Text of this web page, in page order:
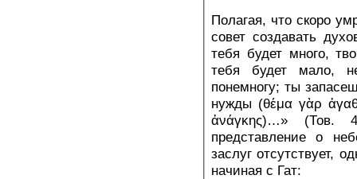
Полагая, что скоро
совет создавать
тебя будет много,
тебя будет мало,
понемногу; ты
нужды (θέμα γὰρ
ἀνάγκης)…» (Тов.
представление о
заслуг отсутствует,
начиная с Гат: